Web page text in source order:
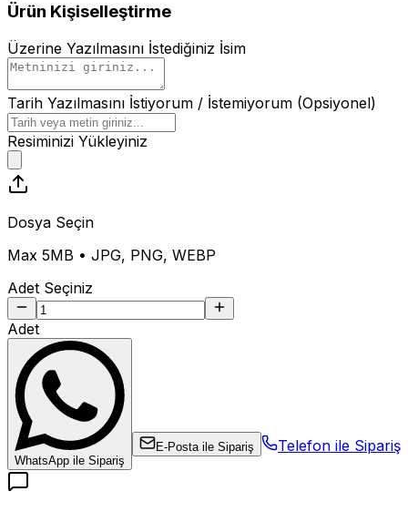
Ürün Kişiselleştirme
Üzerine Yazılmasını İstediğiniz İsim
Tarih Yazılmasını İstiyorum / İstemiyorum (Opsiyonel)
Resiminizi Yükleyiniz
Dosya Seçin
Max 5MB • JPG, PNG, WEBP
Adet Seçiniz
Adet
WhatsApp ile Sipariş
E-Posta ile Sipariş Telefon ile Sipariş